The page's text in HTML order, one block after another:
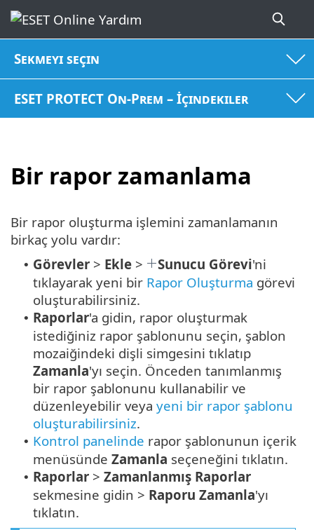
Sekmeyi seçin
ESET PROTECT On-Prem – İçindekiler
Bir rapor zamanlama
Bir rapor oluşturma işlemini zamanlamanın
birkaç yolu vardır:
• Görevler > Ekle > Sunucu Görevi'ni
tıklayarak yeni bir Rapor Oluşturma görevi
oluşturabilirsiniz.
• Raporlar'a gidin, rapor oluşturmak
istediğiniz rapor şablonunu seçin, şablon
mozaiğindeki dişli simgesini tıklatıp
Zamanla'yı seçin. Önceden tanımlanmış
bir rapor şablonunu kullanabilir ve
düzenleyebilir veya yeni bir rapor şablonu
oluşturabilirsiniz.
• Kontrol panelinde rapor şablonunun içerik
menüsünde Zamanla seçeneğini tıklatın.
• Raporlar > Zamanlanmış Raporlar
sekmesine gidin > Raporu Zamanla'yı
tıklatın.